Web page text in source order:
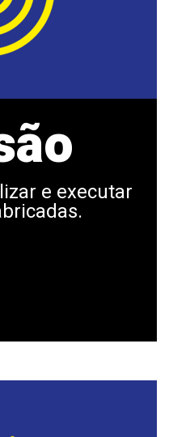
e executar